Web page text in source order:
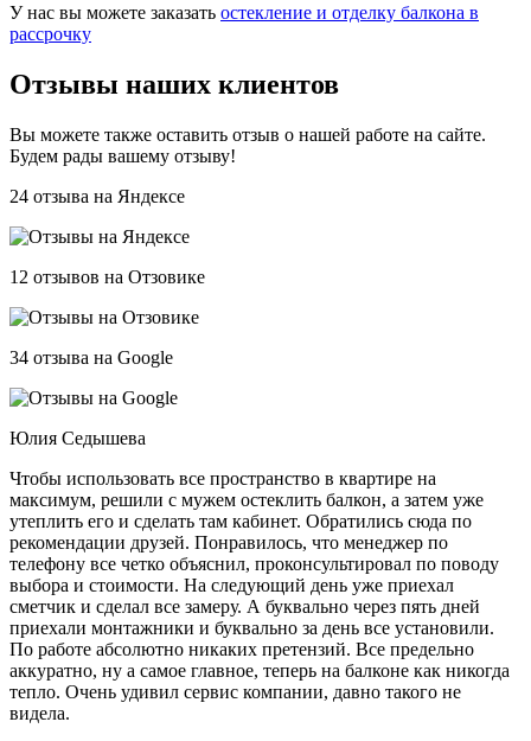
У нас вы можете заказать остекление и отделку балкона в
рассрочку
Отзывы наших клиентов
Вы можете также оставить отзыв о нашей работе на сайте.
Будем рады вашему отзыву!
24 отзыва на Яндексе
12 отзывов на Отзовике
34 отзыва на Google
Юлия Седышева
Чтобы использовать все пространство в квартире на
максимум, решили с мужем остеклить балкон, а затем уже
утеплить его и сделать там кабинет. Обратились сюда по
рекомендации друзей. Понравилось, что менеджер по
телефону все четко объяснил, проконсультировал по поводу
выбора и стоимости. На следующий день уже приехал
сметчик и сделал все замеру. А буквально через пять дней
приехали монтажники и буквально за день все установили.
По работе абсолютно никаких претензий. Все предельно
аккуратно, ну а самое главное, теперь на балконе как никогда
тепло. Очень удивил сервис компании, давно такого не
видела.